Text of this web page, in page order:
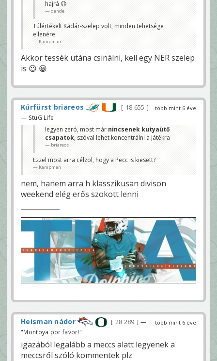
hajrá 😉
dande
Túlértékelt Kádár-szelep volt, minden tehetsége
ellenére
Kampman
Akkor tessék utána csinálni, kell egy NER szelep
is 😉 😀
több mint 6 éve
Kúrfürst briareos 18 655
— StuG Life
legyen zéró, most már nincsenek kutyaütő
csapatok, szóval lehet koncentrálni a játékra
briareos
Ezzel most arra célzol, hogy a Pecc is kiesett?
Kampman
nem, hanem arra h klasszikusan divison
weekend elég erős szokott lenni
több mint 6 éve
Heisman nádor 28 289
—
"Montoya por favor!"
igazából legalább a meccs alatt legyenek a
meccsről szóló kommentek plz